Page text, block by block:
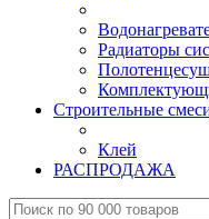
Радиаторы
Строительные
Клей
РАСПРОДАЖА